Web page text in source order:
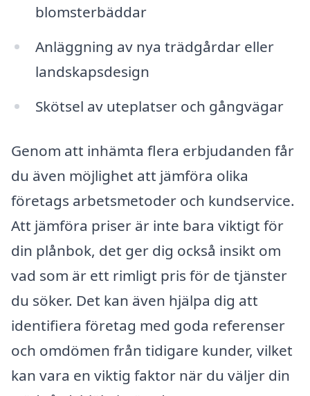
blomsterbäddar
Anläggning av nya trädgårdar eller
landskapsdesign
Skötsel av uteplatser och gångvägar
Genom att inhämta flera erbjudanden får
du även möjlighet att jämföra olika
företags arbetsmetoder och kundservice.
Att jämföra priser är inte bara viktigt för
din plånbok, det ger dig också insikt om
vad som är ett rimligt pris för de tjänster
du söker. Det kan även hjälpa dig att
identifiera företag med goda referenser
och omdömen från tidigare kunder, vilket
kan vara en viktig faktor när du väljer din